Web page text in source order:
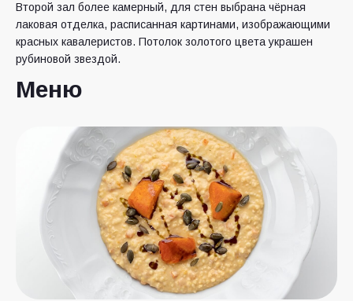
Второй зал более камерный, для стен выбрана чёрная
лаковая отделка, расписанная картинами, изображающими
красных кавалеристов. Потолок золотого цвета украшен
рубиновой звездой.
Меню